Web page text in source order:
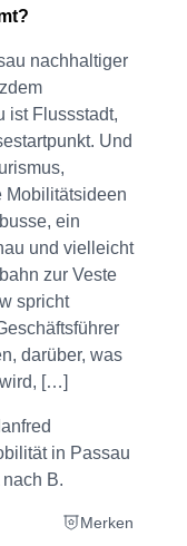
nachhaltiger
ist Flussstadt,
Und
Mobilitätsideen
ein
und vielleicht
zur Veste
spricht
darüber, was
[…]
in Passau
B.
Merken